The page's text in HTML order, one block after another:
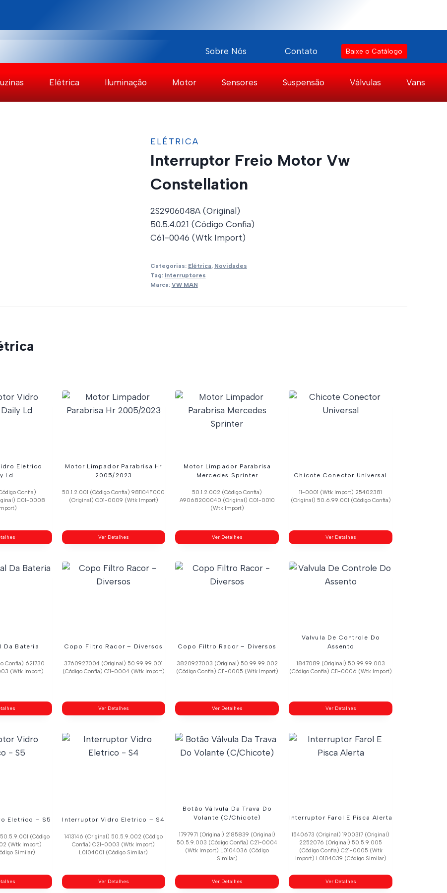
Sobre Nós Contato Baixe o Catálogo
Elétrica Iluminação Motor Sensores Suspensão Válvulas Vans
ELÉTRICA
Interruptor Freio Motor Vw
Constellation
2S2906048A (Original)
50.5.4.021 (Código Confia)
C61-0046 (Wtk Import)
Categorias: Elétrica, Novidades
Tag: Interruptores
Marca: VW MAN
Eletrico
Ld
Confia)
C01-0008
Motor Limpador Parabrisa Hr
2005/2023
50.1.2.001 (Código Confia) 981104F000
(Original) C01-0009 (Wtk Import)
Ver Detalhes
Motor Limpador Parabrisa
Mercedes Sprinter
50.1.2.002 (Código Confia)
A9068200040 (Original) C01-0010
(Wtk Import)
Ver Detalhes
Chicote Conector Universal
11-0001 (Wtk Import) 25402381
(Original) 50.6.99.001 (Código Confia)
Ver Detalhes
Da Bateria
Confia) 621730
(Wtk Import)
Copo Filtro Racor – Diversos
3760927004 (Original) 50.99.99.001
(Código Confia) C11-0004 (Wtk Import)
Ver Detalhes
Copo Filtro Racor – Diversos
3820927003 (Original) 50.99.99.002
(Código Confia) C11-0005 (Wtk Import)
Ver Detalhes
Valvula De Controle Do
Assento
1847089 (Original) 50.99.99.003
(Código Confia) C11-0006 (Wtk Import)
Ver Detalhes
Eletrico – S5
(Código
(Wtk Import)
Similar)
Interruptor Vidro Eletrico – S4
1413146 (Original) 50.5.9.002 (Código
Confia) C21-0003 (Wtk Import)
L0104001 (Código Similar)
Ver Detalhes
Botão Válvula Da Trava Do
Volante (C/Chicote)
1797971 (Original) 2185839 (Original)
50.5.9.003 (Código Confia) C21-0004
(Wtk Import) L0104036 (Código
Similar)
Ver Detalhes
Interruptor Farol E Pisca Alerta
1540673 (Original) 1900317 (Original)
2252076 (Original) 50.5.9.005
(Código Confia) C21-0005 (Wtk
Import) L0104039 (Código Similar)
Ver Detalhes